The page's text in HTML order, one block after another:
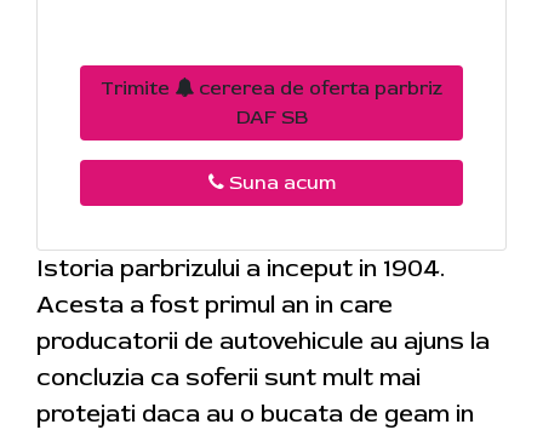
Trimite
cererea de oferta parbriz
DAF SB
Suna acum
Istoria parbrizului a inceput in 1904.
Acesta a fost primul an in care
producatorii de autovehicule au ajuns la
concluzia ca soferii sunt mult mai
protejati daca au o bucata de geam in